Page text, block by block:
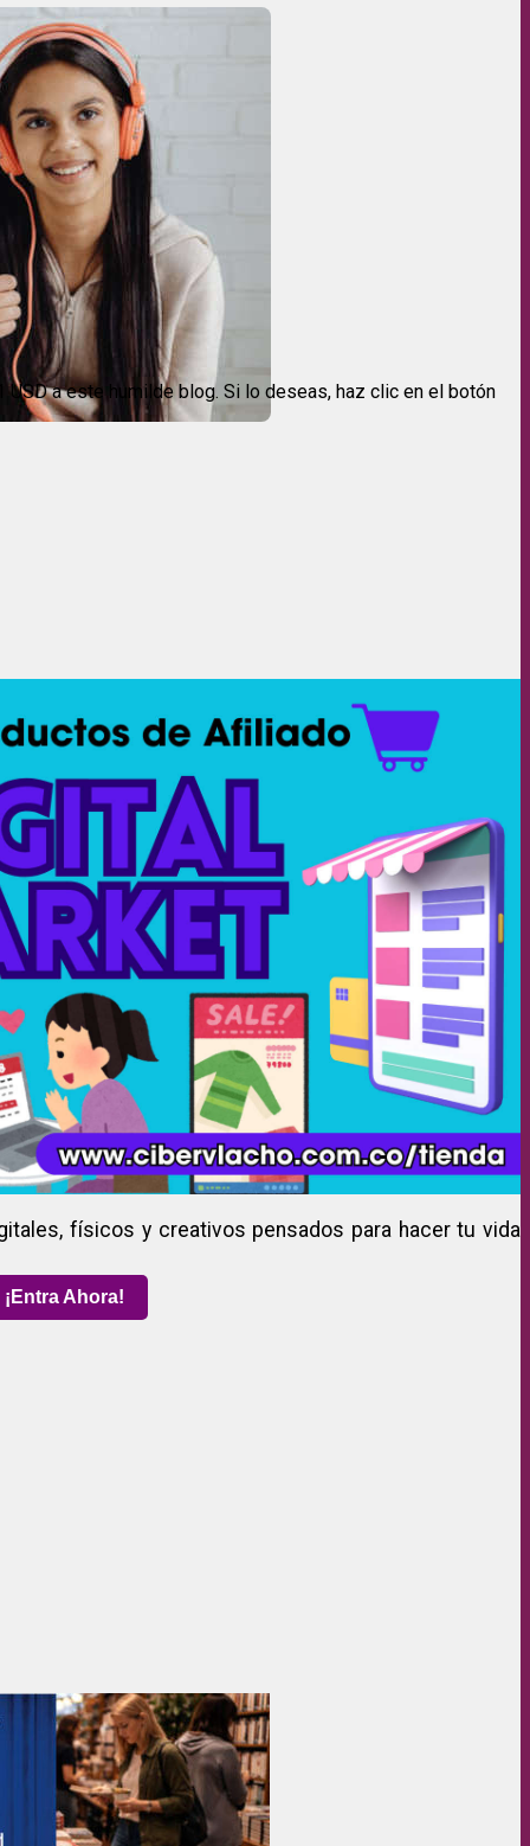
USD a este humilde blog. Si lo deseas, haz clic en el botón
físicos y creativos pensados para hacer tu vida
¡Entra Ahora!